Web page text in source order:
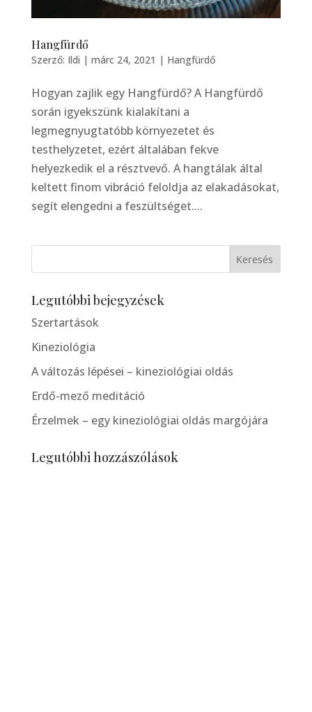
Hangfürdő
Szerző: Ildi | márc 24, 2021 | Hangfürdő
Hogyan zajlik egy Hangfürdő? A Hangfürdő
során igyekszünk kialakítani a
legmegnyugtatóbb környezetet és
testhelyzetet, ezért általában fekve
helyezkedik el a résztvevő. A hangtálak által
keltett finom vibráció feloldja az elakadásokat,
segít elengedni a feszültséget....
Legutóbbi bejegyzések
Szertartások
Kineziológia
A változás lépései – kineziológiai oldás
Erdő-mező meditáció
Érzelmek – egy kineziológiai oldás margójára
Legutóbbi hozzászólások